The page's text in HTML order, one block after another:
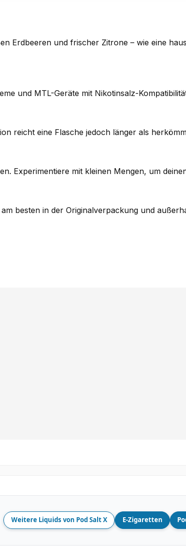
Erdbeeren und frischer Zitrone – wie eine
und MTL-Geräte mit Nikotinsalz-
reicht eine Flasche jedoch länger als
Experimentiere mit kleinen Mengen, um
besten in der Originalverpackung und
Weitere Liquids von Pod Salt X E-Zigaretten